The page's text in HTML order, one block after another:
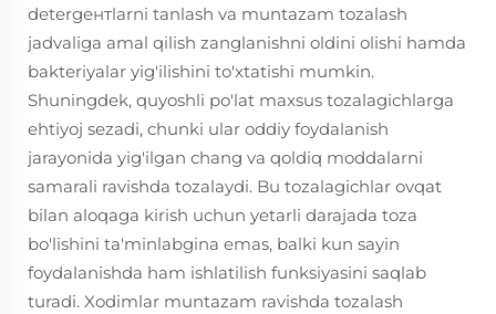
detergентlarni tanlash va muntazam tozalash
jadvaliga amal qilish zanglanishni oldini olishi hamda
bakteriyalar yig'ilishini to'xtatishi mumkin.
Shuningdek, quyoshli po'lat maxsus tozalagichlarga
ehtiyoj sezadi, chunki ular oddiy foydalanish
jarayonida yig'ilgan chang va qoldiq moddalarni
samarali ravishda tozalaydi. Bu tozalagichlar ovqat
bilan aloqaga kirish uchun yetarli darajada toza
bo'lishini ta'minlabgina emas, balki kun sayin
foydalanishda ham ishlatilish funksiyasini saqlab
turadi. Xodimlar muntazam ravishda tozalash